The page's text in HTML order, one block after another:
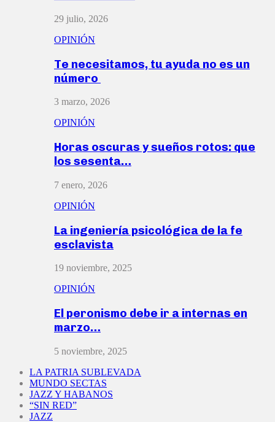
29 julio, 2026
OPINIÓN
Te necesitamos, tu ayuda no es un
número
3 marzo, 2026
OPINIÓN
Horas oscuras y sueños rotos: que
los sesenta…
7 enero, 2026
OPINIÓN
La ingeniería psicológica de la fe
esclavista
19 noviembre, 2025
OPINIÓN
El peronismo debe ir a internas en
marzo…
5 noviembre, 2025
LA PATRIA SUBLEVADA
MUNDO SECTAS
JAZZ Y HABANOS
“SIN RED”
JAZZ